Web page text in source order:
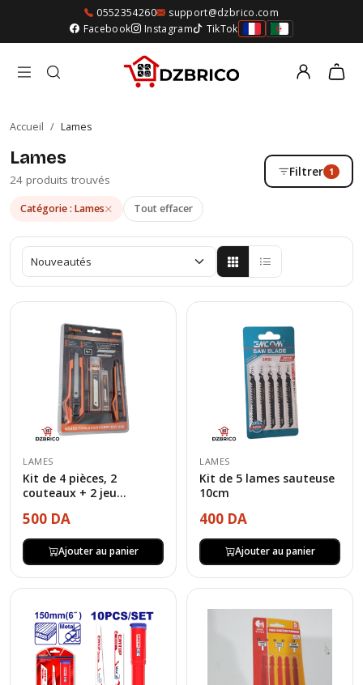
0552354260
support@dzbrico.com
Facebook
Instagram TikTok
Accueil / Lames
Lames
24 produits trouvés
Filtrer 1
Catégorie : Lames Tout effacer
LAMES
Kit de 4 pièces, 2
couteaux + 2 jeu...
500 DA
Ajouter au panier
LAMES
Kit de 5 lames sauteuse
10cm
400 DA
Ajouter au panier